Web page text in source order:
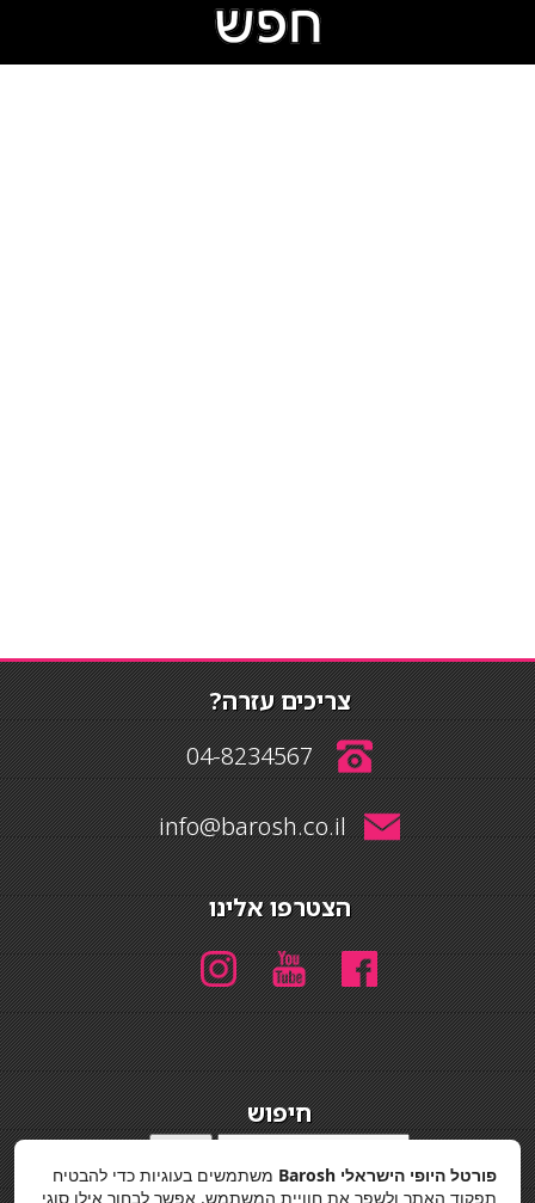
צריכים עזרה?
04-8234567
info@barosh.co.il
הצטרפו אלינו
חיפוש
מדיניות פרטיות
פורטל היופי הישראלי Barosh
משתמשים בעוגיות כדי להבטיח
תפקוד האתר ולשפר את חוויית המשתמש. אפשר לבחור אילו סוגי